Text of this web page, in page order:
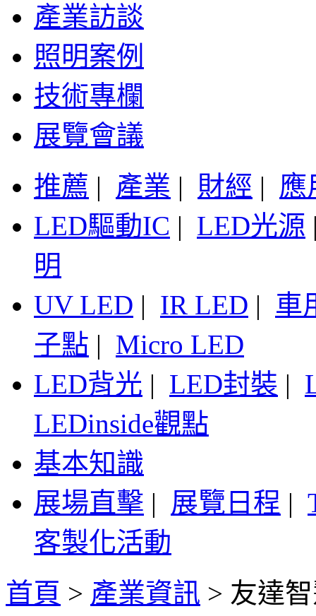
產業訪談
照明案例
技術專欄
展覽會議
推薦 | 產業 | 財經 | 應
LED驅動IC | LED光源
明
UV LED | IR LED | 車
子點 | Micro LED
LED背光 | LED封裝 |
LEDinside觀點
基本知識
展場直擊 | 展覽日程 |
客製化活動
首頁 > 產業資訊 > 友達